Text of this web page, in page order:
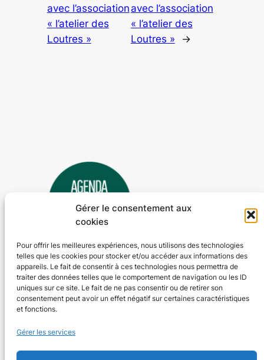
Gérer le consentement aux
cookies
Pour offrir les meilleures expériences, nous utilisons des technologies
telles que les cookies pour stocker et/ou accéder aux informations des
appareils. Le fait de consentir à ces technologies nous permettra de
traiter des données telles que le comportement de navigation ou les ID
uniques sur ce site. Le fait de ne pas consentir ou de retirer son
consentement peut avoir un effet négatif sur certaines caractéristiques
et fonctions.
Gérer les services
avec l’association
« l’atelier des
Loutres »
avec l’association
« l’atelier des
Loutres »
→
Agenda 24
L'agenda des manifestations et activités en Dordogne
Tous les événements
Plus d’activités
Nos valeurs